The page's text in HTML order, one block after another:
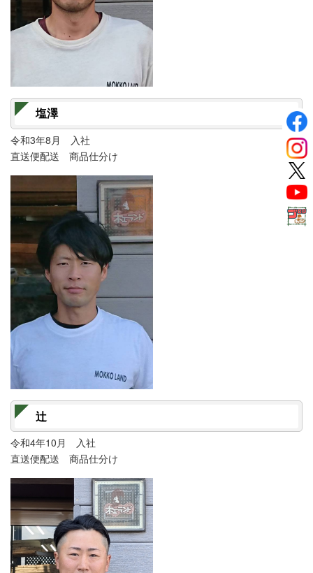
塩澤
令和3年8月 入社
直送便配送 商品仕分け
辻
令和4年10月 入社
直送便配送 商品仕分け